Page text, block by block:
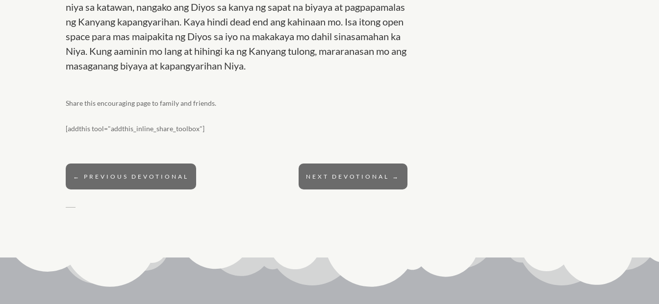
niya sa katawan, nangako ang Diyos sa kanya ng sapat na biyaya at pagpapamalas
ng Kanyang kapangyarihan. Kaya hindi dead end ang kahinaan mo. Isa itong open
space para mas maipakita ng Diyos sa iyo na makakaya mo dahil sinasamahan ka
Niya. Kung aaminin mo lang at hihingi ka ng Kanyang tulong, mararanasan mo ang
masaganang biyaya at kapangyarihan Niya.
Share this encouraging page to family and friends.
[addthis tool="addthis_inline_share_toolbox"]
← PREVIOUS DEVOTIONAL NEXT DEVOTIONAL →